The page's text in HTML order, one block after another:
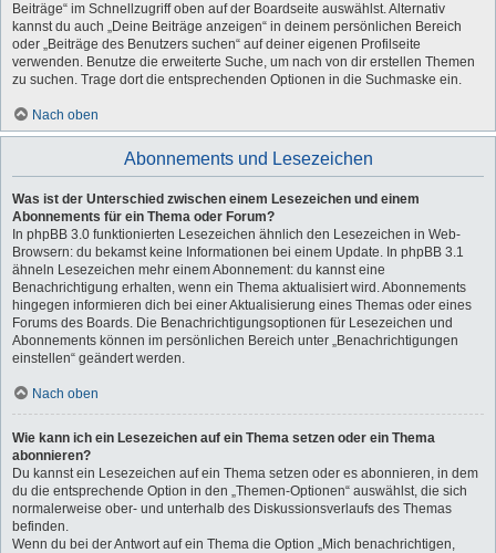
Beiträge“ im Schnellzugriff oben auf der Boardseite auswählst. Alternativ
kannst du auch „Deine Beiträge anzeigen“ in deinem persönlichen Bereich
oder „Beiträge des Benutzers suchen“ auf deiner eigenen Profilseite
verwenden. Benutze die erweiterte Suche, um nach von dir erstellen Themen
zu suchen. Trage dort die entsprechenden Optionen in die Suchmaske ein.
Nach oben
Abonnements und Lesezeichen
Was ist der Unterschied zwischen einem Lesezeichen und einem
Abonnements für ein Thema oder Forum?
In phpBB 3.0 funktionierten Lesezeichen ähnlich den Lesezeichen in Web-
Browsern: du bekamst keine Informationen bei einem Update. In phpBB 3.1
ähneln Lesezeichen mehr einem Abonnement: du kannst eine
Benachrichtigung erhalten, wenn ein Thema aktualisiert wird. Abonnements
hingegen informieren dich bei einer Aktualisierung eines Themas oder eines
Forums des Boards. Die Benachrichtigungsoptionen für Lesezeichen und
Abonnements können im persönlichen Bereich unter „Benachrichtigungen
einstellen“ geändert werden.
Nach oben
Wie kann ich ein Lesezeichen auf ein Thema setzen oder ein Thema
abonnieren?
Du kannst ein Lesezeichen auf ein Thema setzen oder es abonnieren, in dem
du die entsprechende Option in den „Themen-Optionen“ auswählst, die sich
normalerweise ober- und unterhalb des Diskussionsverlaufs des Themas
befinden.
Wenn du bei der Antwort auf ein Thema die Option „Mich benachrichtigen,